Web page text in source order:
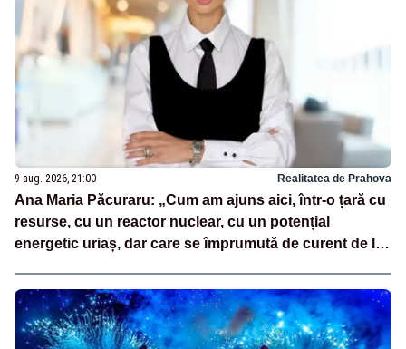
9 aug. 2026, 21:00 Realitatea de Prahova
Ana Maria Păcuraru: „Cum am ajuns aici, într-o țară cu
resurse, cu un reactor nuclear, cu un potențial
energetic uriaș, dar care se împrumută de curent de la